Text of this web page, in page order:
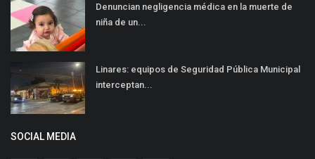
Denuncian negligencia médica en la muerte de
niña de un...
Linares: equipos de Seguridad Pública Municipal
interceptan...
SOCIAL MEDIA